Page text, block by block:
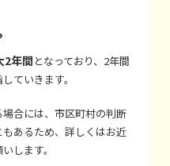
2年間 となっており、2年間
ていきます。
合には、市区町村の判断
あるため、詳しくはお近
します。